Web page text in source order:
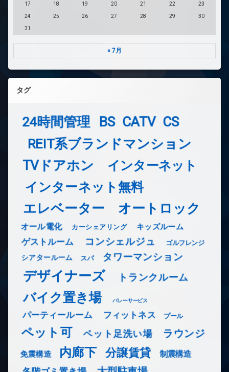
17 18 19 20 21 22 23
24 25 26 27 28 29 30
31
« 7月
タグ
24時間管理 BS CATV CS
REIT系ブランドマンション
TVドアホン インターネット
インターネット無料
エレベーター オートロック
オール電化 カーシェアリング キッズルーム
ゲストルーム コンシェルジュ ゴルフレンジ
シアタールーム スパ タワーマンション
デザイナーズ トランクルーム
バイク置き場 バレーサービス
パーティールーム フィットネス プール
ペット可 ペット足洗い場 ラウンジ
免震構造 内廊下 分譲賃貸 制震構造